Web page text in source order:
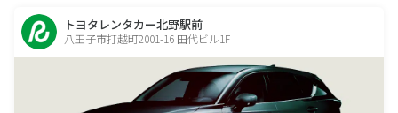
トヨタレンタカー北野駅前
八王子市打越町2001-16 田代ビル1F